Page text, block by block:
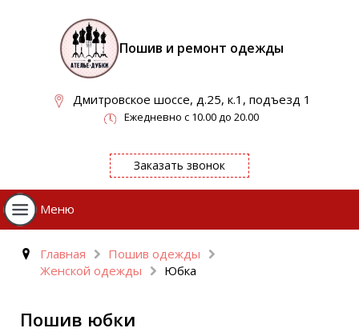
Пошив и ремонт одежды
Дмитровское шоссе, д.25, к.1, подъезд 1
Ежедневно с 10.00 до 20.00
Заказать звонок
Меню
Главная
Пошив одежды
Женской одежды
Юбка
Пошив юбки